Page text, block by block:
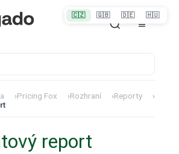
›Pricing Fox ›Rozhraní ›Reporty
›
report
🇨🇿 🇬🇧 🇩🇪 🇭🇺